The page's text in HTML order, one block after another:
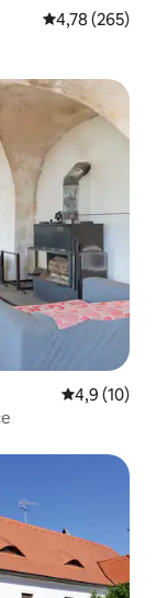
4,78 (265)
4,9 (10)